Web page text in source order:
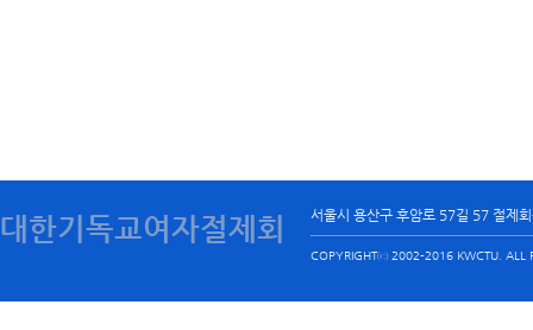
대한기독교여자절제회 서울시 용산구 후암로 57길 57 절제
COPYRIGHTⓒ 2002-2016 KWCTU. ALL